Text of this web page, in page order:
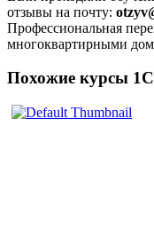
отзывы на почту:
Профессиональная
многоквартирными
Похожие курсы